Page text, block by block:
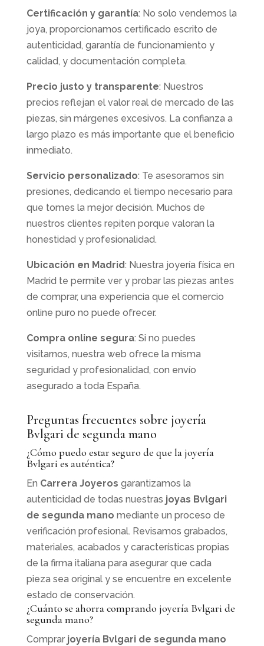
Certificación y garantía: No solo vendemos la
joya, proporcionamos certificado escrito de
autenticidad, garantía de funcionamiento y
calidad, y documentación completa.
Precio justo y transparente: Nuestros
precios reflejan el valor real de mercado de las
piezas, sin márgenes excesivos. La confianza a
largo plazo es más importante que el beneficio
inmediato.
Servicio personalizado: Te asesoramos sin
presiones, dedicando el tiempo necesario para
que tomes la mejor decisión. Muchos de
nuestros clientes repiten porque valoran la
honestidad y profesionalidad.
Ubicación en Madrid: Nuestra joyería física en
Madrid te permite ver y probar las piezas antes
de comprar, una experiencia que el comercio
online puro no puede ofrecer.
Compra online segura: Si no puedes
visitarnos, nuestra web ofrece la misma
seguridad y profesionalidad, con envío
asegurado a toda España.
Preguntas frecuentes sobre joyería
Bvlgari de segunda mano
¿Cómo puedo estar seguro de que la joyería
Bvlgari es auténtica?
En Carrera Joyeros garantizamos la
autenticidad de todas nuestras joyas Bvlgari
de segunda mano mediante un proceso de
verificación profesional. Revisamos grabados,
materiales, acabados y características propias
de la firma italiana para asegurar que cada
pieza sea original y se encuentre en excelente
estado de conservación.
¿Cuánto se ahorra comprando joyería Bvlgari de
segunda mano?
Comprar joyería Bvlgari de segunda mano